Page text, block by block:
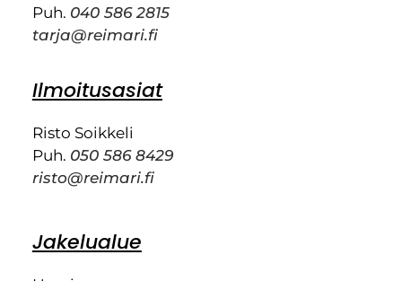
Puh. 040 586 2815
tarja@reimari.fi
Ilmoitusasiat
Risto Soikkeli
Puh. 050 586 8429
risto@reimari.fi
Jakelualue